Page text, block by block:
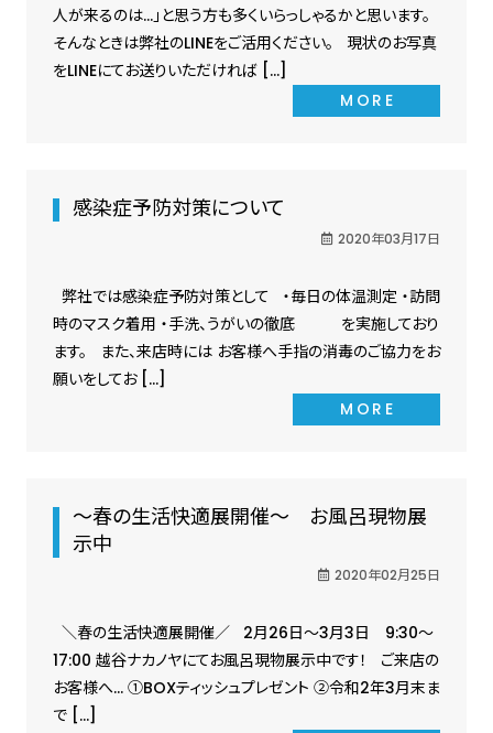
人が来るのは…」と思う方も多くいらっしゃるかと思います。
そんなときは弊社のLINEをご活用ください。 現状のお写真
をLINEにてお送りいただければ […]
MORE
感染症予防対策について
2020年03月17日
弊社では感染症予防対策として ・毎日の体温測定 ・訪問
時のマスク着用 ・手洗、うがいの徹底 を実施しており
ます。 また、来店時には お客様へ手指の消毒のご協力をお
願いをしてお […]
MORE
～春の生活快適展開催～ お風呂現物展
示中
2020年02月25日
＼春の生活快適展開催／ 2月26日～3月3日 9:30～
17:00 越谷ナカノヤにてお風呂現物展示中です！ ご来店の
お客様へ… ①BOXティッシュプレゼント ②令和2年3月末ま
で […]